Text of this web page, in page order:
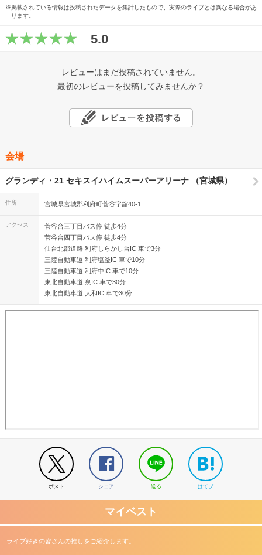
※掲載されている情報は投稿されたデータを集計したもので、実際のライブとは異なる場合があ
ります。
5.0
レビューはまだ投稿されていません。
最初のレビューを投稿してみませんか？
会場
グランディ・21 セキスイハイムスーパーアリーナ （宮城県）
住所 宮城県宮城郡利府町菅谷字舘40-1
アクセス
菅谷台三丁目バス停 徒歩4分
菅谷台四丁目バス停 徒歩4分
仙台北部道路 利府しらかし台IC 車で3分
三陸自動車道 利府塩釜IC 車で10分
三陸自動車道 利府中IC 車で10分
東北自動車道 泉IC 車で30分
東北自動車道 大和IC 車で30分
ポスト シェア 送る はてブ
マイベスト
ライブ好きの皆さんの推しをご紹介します。